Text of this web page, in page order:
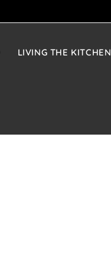
LIVING THE KITCHEN